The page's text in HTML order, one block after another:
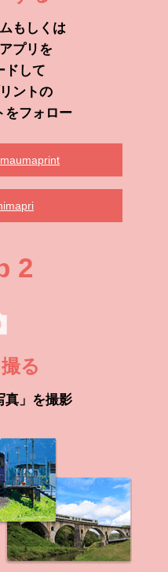
もしくは
プリを
ドして
ントの
をフォロー
2
る
真」を撮影